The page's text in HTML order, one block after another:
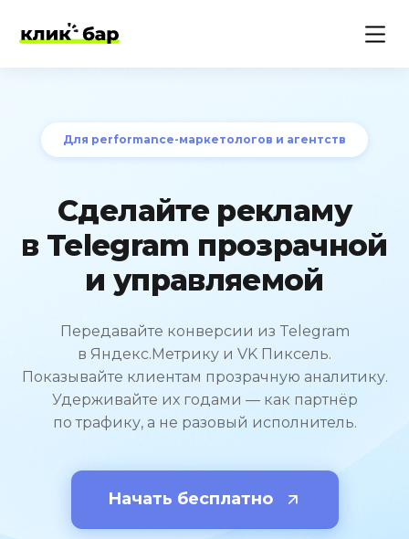
Для performance-маркетологов и агентств
Сделайте рекламу
в Telegram прозрачной
и управляемой
Передавайте конверсии из Telegram
в Яндекс.Метрику и VK Пиксель.
Показывайте клиентам прозрачную аналитику.
Удерживайте их годами — как партнёр
по трафику, а не разовый исполнитель.
Начать бесплатно